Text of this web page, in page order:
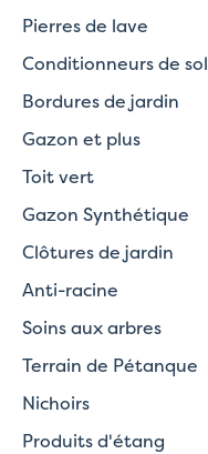
Pierres de lave
Conditionneurs de sol
Bordures de jardin
Gazon et plus
Toit vert
Gazon Synthétique
Clôtures de jardin
Anti-racine
Soins aux arbres
Terrain de Pétanque
Nichoirs
Produits d'étang